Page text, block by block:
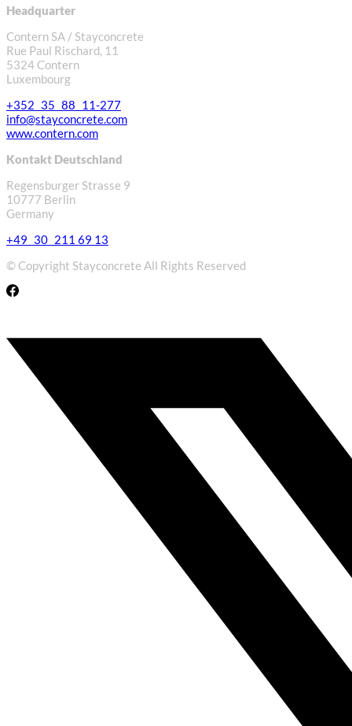
Headquarter
Contern SA / Stayconcrete
Rue Paul Rischard, 11
5324 Contern
Luxembourg
+352 35 88 11-277
info@stayconcrete.com
www.contern.com
Kontakt Deutschland
Regensburger Strasse 9
10777 Berlin
Germany
+49 30 211 69 13
© Copyright Stayconcrete All Rights Reserved